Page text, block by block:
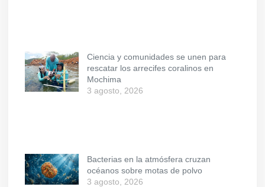
Ciencia y comunidades se unen para
rescatar los arrecifes coralinos en
Mochima
3 agosto, 2026
Bacterias en la atmósfera cruzan
océanos sobre motas de polvo
3 agosto, 2026